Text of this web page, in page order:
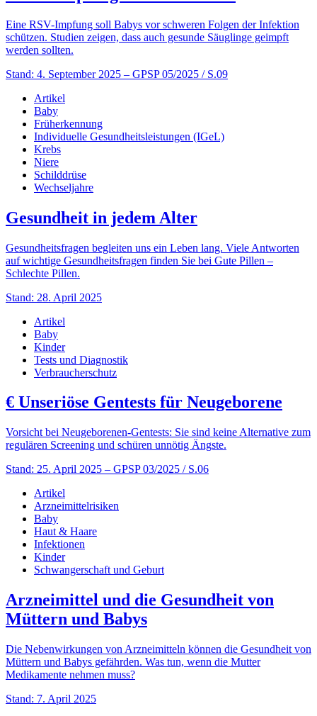
Eine RSV-Impfung soll Babys vor schweren Folgen der Infektion
schützen. Studien zeigen, dass auch gesunde Säuglinge geimpft
werden sollten.
Stand: 4. September 2025 – GPSP 05/2025 / S.09
Artikel
Baby
Früherkennung
Individuelle Gesundheitsleistungen (IGeL)
Krebs
Niere
Schilddrüse
Wechseljahre
Gesundheit in jedem Alter
Gesundheitsfragen begleiten uns ein Leben lang. Viele Antworten
auf wichtige Gesundheitsfragen finden Sie bei Gute Pillen –
Schlechte Pillen.
Stand: 28. April 2025
Artikel
Baby
Kinder
Tests und Diagnostik
Verbraucherschutz
€ Unseriöse Gentests für Neugeborene
Vorsicht bei Neugeborenen-Gentests: Sie sind keine Alternative zum
regulären Screening und schüren unnötig Ängste.
Stand: 25. April 2025 – GPSP 03/2025 / S.06
Artikel
Arzneimittelrisiken
Baby
Haut & Haare
Infektionen
Kinder
Schwangerschaft und Geburt
Arzneimittel und die Gesundheit von
Müttern und Babys
Die Nebenwirkungen von Arzneimitteln können die Gesundheit von
Müttern und Babys gefährden. Was tun, wenn die Mutter
Medikamente nehmen muss?
Stand: 7. April 2025